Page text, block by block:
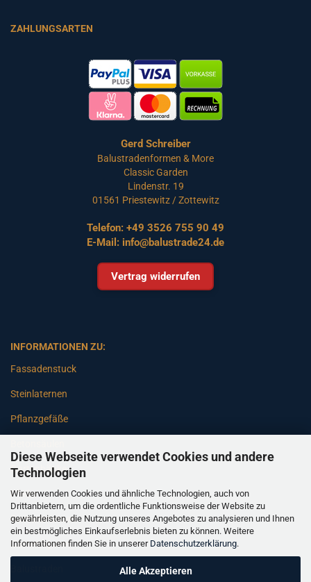
Diese Webseite verwendet Cookies und andere
Technologien
Wir verwenden Cookies und ähnliche Technologien, auch von
Drittanbietern, um die ordentliche Funktionsweise der Website zu
gewährleisten, die Nutzung unseres Angebotes zu analysieren und Ihnen
ein bestmögliches Einkaufserlebnis bieten zu können. Weitere
Informationen finden Sie in unserer Datenschutzerklärung.
Alle Akzeptieren
ZAHLUNGSARTEN
Gerd Schreiber
Balustradenformen & More
Classic Garden
Lindenstr. 19
01561 Priestewitz / Zottewitz
Telefon: +49 3526 755 90 49
E-Mail: info@balustrade24.de
Vertrag widerrufen
INFORMATIONEN ZU:
Fassadenstuck
Steinlaternen
Pflanzgefäße
Gartenbänke
Pfeiler
Gartenbrunnen
Gartenfiguren